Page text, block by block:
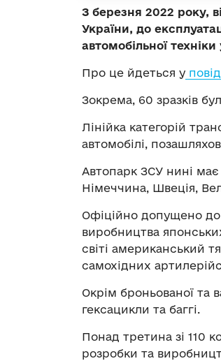
З березня 2022 року,
України, до
автомобільної
Про це йдеться у
Зокрема, 60 зразків
Лінійка категорій
автомобілі,
Автопарк ЗСУ нині
Німеччина, Швеція,
Офіційно допущено до
виробництва
світі американський
самохідних
Окрім броньованої та
гексацикли та баггі.
Понад третина зі 110
розробки та